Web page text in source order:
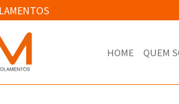
HOME QUEM